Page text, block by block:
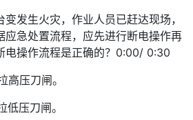
发生火灾，作业人员已赶达现场，
应急处置流程，应先进行断电操作再
电操作流程是正确的？0:00/ 0:30
高压刀闸。
压刀闸。